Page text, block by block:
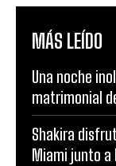
MÁS LEÍDO
Una noche
matrimonial
Shakira
Miami junto a